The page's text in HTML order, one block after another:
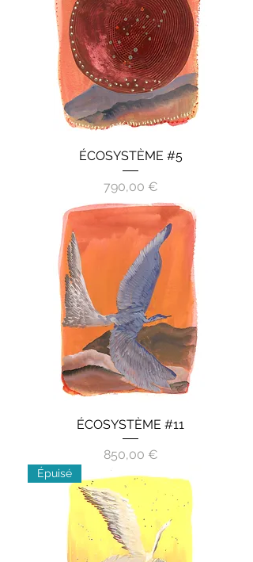
ÉCOSYSTÈME #5
Prix
790,00 €
ÉCOSYSTÈME #11
Prix
850,00 €
Épuisé